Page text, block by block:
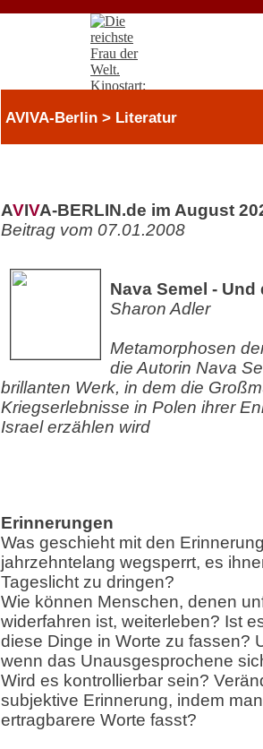
AVIVA-Berlin > Literatur
AVIVA-BERLIN.de im August
Beitrag vom 07.01.2008
Nava Semel -
Sharon Adler
Metamorphosen
die Autorin Nava
brillanten Werk, in dem die
Kriegserlebnisse in Polen ihrer
Israel erzählen wird
Erinnerungen
Was geschieht mit den
jahrzehntelang wegsperrt, es
Tageslicht zu dringen?
Wie können Menschen, denen
widerfahren ist, weiterleben? Ist
diese Dinge in Worte zu fassen?
wenn das Unausgesprochene
Wird es kontrollierbar sein?
subjektive Erinnerung, indem
ertragbarere Worte fasst?